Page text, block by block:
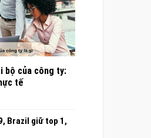
bộ của công ty:
tế
Brazil giữ top 1,